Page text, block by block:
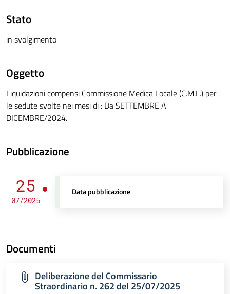
Stato
in svolgimento
Oggetto
Liquidazioni compensi Commissione Medica Locale (C.M.L.) per
le sedute svolte nei mesi di : Da SETTEMBRE A
DICEMBRE/2024.
Pubblicazione
25
07/2025
Data pubblicazione
Documenti
Deliberazione del Commissario
Straordinario n. 262 del 25/07/2025